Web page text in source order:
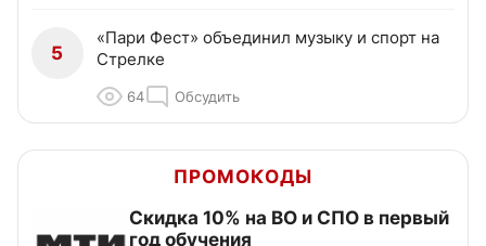
5
«Пари Фест» объединил музыку и спорт на
Стрелке
64 Обсудить
ПРОМОКОДЫ
Скидка 10% на ВО и СПО в первый
год обучения